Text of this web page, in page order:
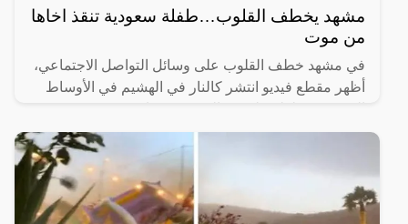
مشهد يخطف القلوب…طفلة سعودية تنقذ اخاها
من موت
في مشهد خطف القلوب على وسائل التواصل الاجتماعي،
أظهر مقطع فيديو انتشر كالنار في الهشيم في الأوساط
إنقاذ أخيها